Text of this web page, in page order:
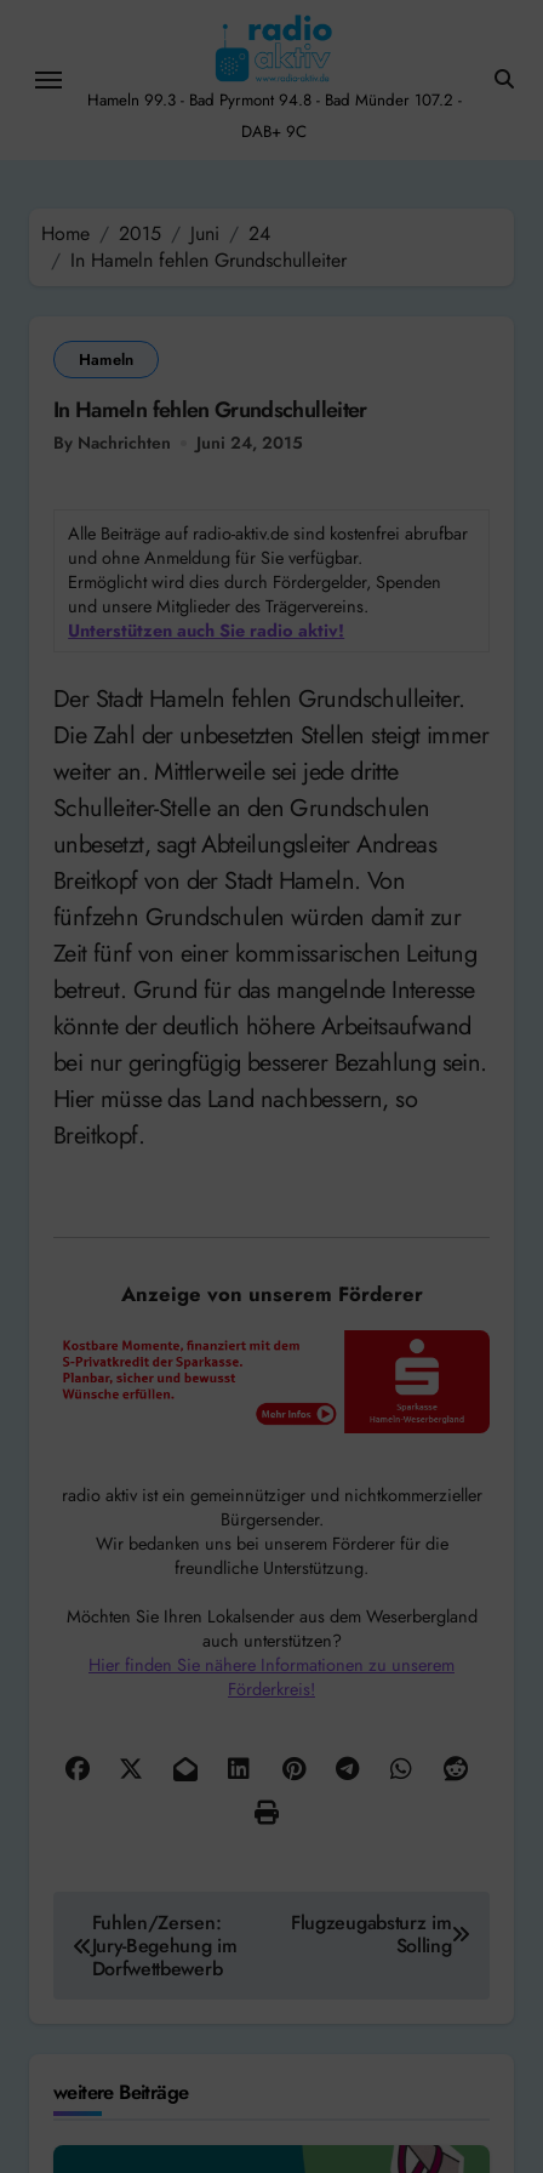
content
Hameln 99.3 - Bad Pyrmont 94.8 - Bad Münder 107.2 -
DAB+ 9C
Home 2015 Juni
24
In Hameln fehlen Grundschulleiter
Hameln
In Hameln fehlen Grundschulleiter
By Nachrichten Juni 24, 2015
Alle Beiträge auf radio-aktiv.de sind kostenfrei abrufbar
und ohne Anmeldung für Sie verfügbar.
Ermöglicht wird dies durch Fördergelder, Spenden
und unsere Mitglieder des Trägervereins.
Unterstützen auch Sie radio aktiv!
Der Stadt Hameln fehlen Grundschulleiter.
Die Zahl der unbesetzten Stellen steigt immer
weiter an. Mittlerweile sei jede dritte
Schulleiter-Stelle an den Grundschulen
unbesetzt, sagt Abteilungsleiter Andreas
Breitkopf von der Stadt Hameln. Von
fünfzehn Grundschulen würden damit zur
Zeit fünf von einer kommissarischen Leitung
betreut. Grund für das mangelnde Interesse
könnte der deutlich höhere Arbeitsaufwand
bei nur geringfügig besserer Bezahlung sein.
Hier müsse das Land nachbessern, so
Breitkopf.
Anzeige von unserem Förderer
radio aktiv ist ein gemeinnütziger und nichtkommerzieller
Bürgersender.
Wir bedanken uns bei unserem Förderer für die
freundliche Unterstützung.
Möchten Sie Ihren Lokalsender aus dem Weserbergland
auch unterstützen?
Hier finden Sie nähere Informationen zu unserem
Förderkreis!
Beitragsnavigation
Fuhlen/Zersen:
Jury-Begehung im
Dorfwettbewerb
Flugzeugabsturz im
Solling
weitere Beiträge